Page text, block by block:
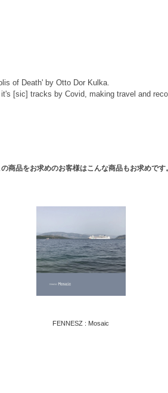
of Death' by Otto Dor Kulka.
[sic] tracks by Covid, making travel and
の商品をお求めのお客様はこんな商品もお求めです
FENNESZ : Mosaic